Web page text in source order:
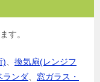
す。
)
換気扇(レンジフ
ランダ
窓ガラス・